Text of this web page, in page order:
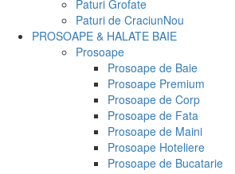
Paturi Grofate
Paturi de CraciunNou
PROSOAPE & HALATE BAIE
Prosoape
Prosoape de Baie
Prosoape Premium
Prosoape de Corp
Prosoape de Fata
Prosoape de Maini
Prosoape Hoteliere
Prosoape de Bucatarie